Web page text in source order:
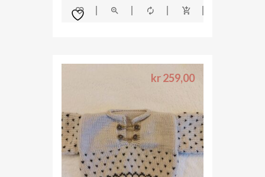
kr259,00